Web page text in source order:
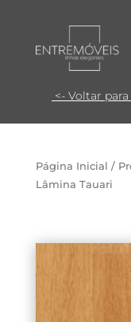
<- Voltar
Página Inicial /
Lâmina Tauari